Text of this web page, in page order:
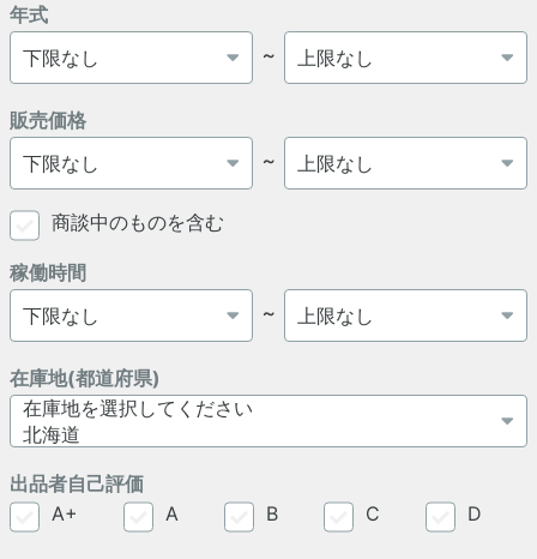
年式
～
販売価格
～
商談中のものを含む
稼働時間
～
在庫地(都道府県)
出品者自己評価
A+
A B C D